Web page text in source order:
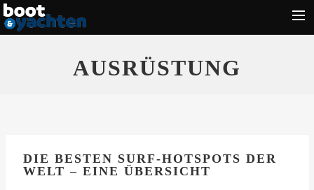
Törn
AUSRÜSTUNG
DIE BESTEN SURF-HOTSPOTS DER
WELT – EINE ÜBERSICHT